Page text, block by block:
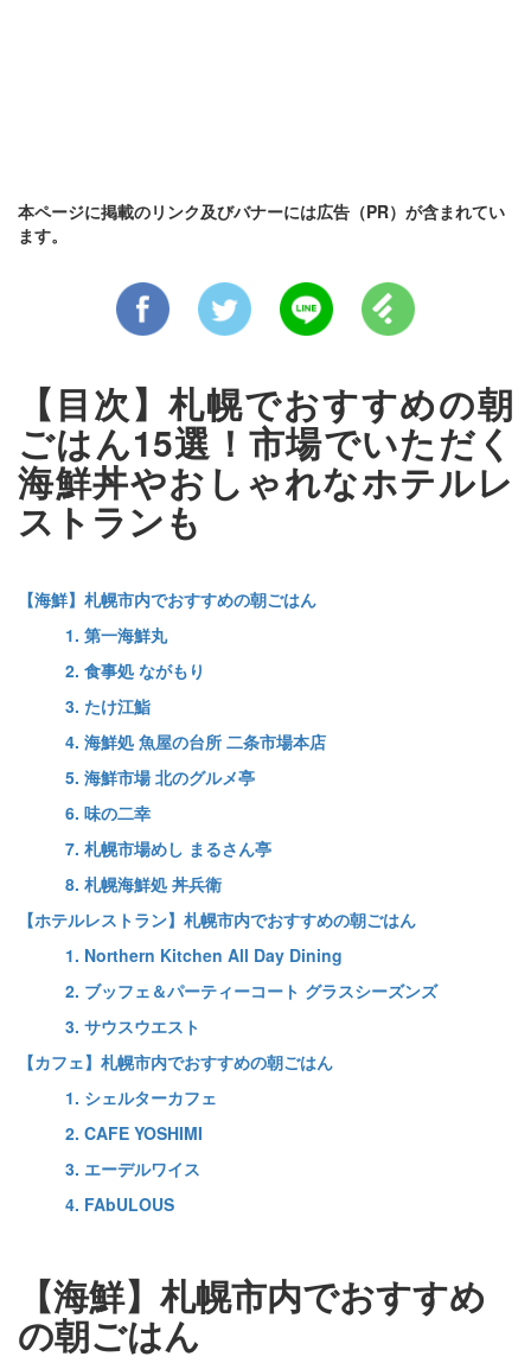
本ページに掲載のリンク及びバナーには広告（PR）が含まれてい
ます。
【目次】札幌でおすすめの朝
ごはん15選！市場でいただく
海鮮丼やおしゃれなホテルレ
ストランも
【海鮮】札幌市内でおすすめの朝ごはん
1. 第一海鮮丸
2. 食事処 ながもり
3. たけ江鮨
4. 海鮮処 魚屋の台所 二条市場本店
5. 海鮮市場 北のグルメ亭
6. 味の二幸
7. 札幌市場めし まるさん亭
8. 札幌海鮮処 丼兵衛
【ホテルレストラン】札幌市内でおすすめの朝ごはん
1. Northern Kitchen All Day Dining
2. ブッフェ＆パーティーコート グラスシーズンズ
3. サウスウエスト
【カフェ】札幌市内でおすすめの朝ごはん
1. シェルターカフェ
2. CAFE YOSHIMI
3. エーデルワイス
4. FAbULOUS
【海鮮】札幌市内でおすすめ
の朝ごはん